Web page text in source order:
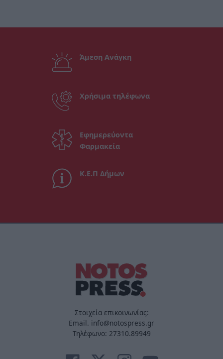
Άμεση Ανάγκη
Χρήσιμα τηλέφωνα
Εφημερεύοντα
Φαρμακεία
Κ.Ε.Π Δήμων
Στοιχεία επικοινωνίας:
Email. info@notospress.gr
Τηλέφωνο: 27310.89949